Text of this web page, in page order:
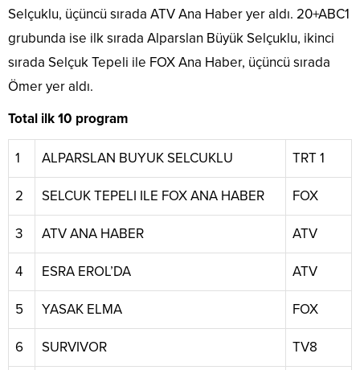
Selçuklu, üçüncü sırada ATV Ana Haber yer aldı. 20+ABC1
grubunda ise ilk sırada Alparslan Büyük Selçuklu, ikinci
sırada Selçuk Tepeli ile FOX Ana Haber, üçüncü sırada
Ömer yer aldı.
Total ilk 10 program
1 ALPARSLAN BUYUK SELCUKLU TRT 1
2 SELCUK TEPELI ILE FOX ANA HABER FOX
3 ATV ANA HABER ATV
4 ESRA EROL’DA ATV
5 YASAK ELMA FOX
6 SURVIVOR TV8